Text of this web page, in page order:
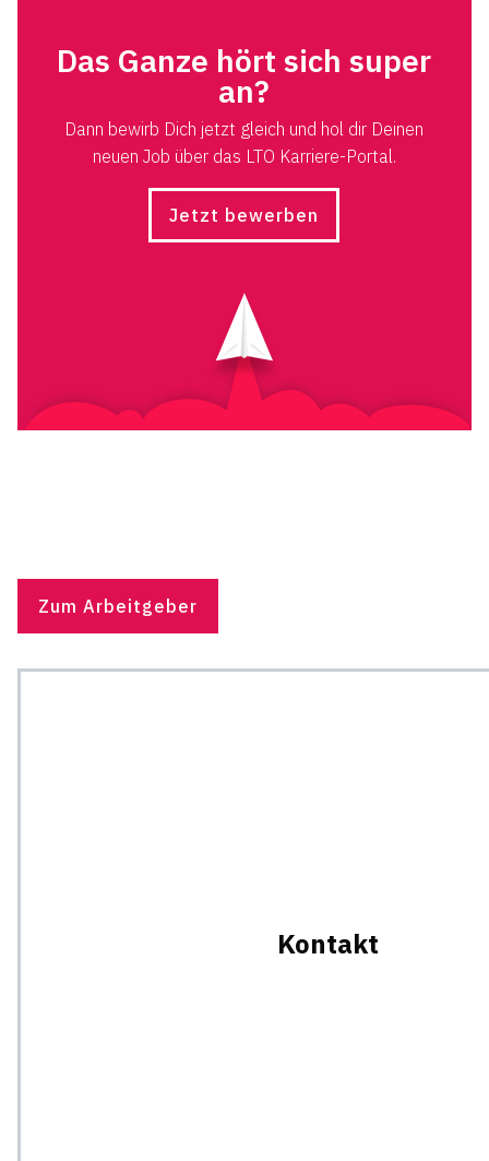
Zum Arbeitgeber
Kontakt
Das Ganze hört sich super
an?
Dann bewirb Dich jetzt gleich und hol dir Deinen
neuen Job über das LTO Karriere-Portal.
Jetzt bewerben